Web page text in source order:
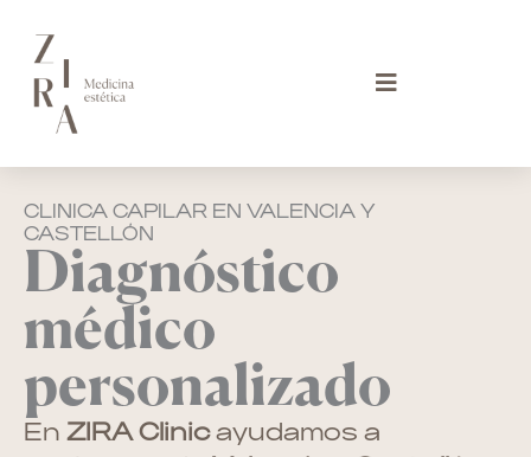
contenido
CLINICA CAPILAR EN VALENCIA Y
CASTELLÓN
Diagnóstico
médico
personalizado
En ZIRA Clinicayudamos a